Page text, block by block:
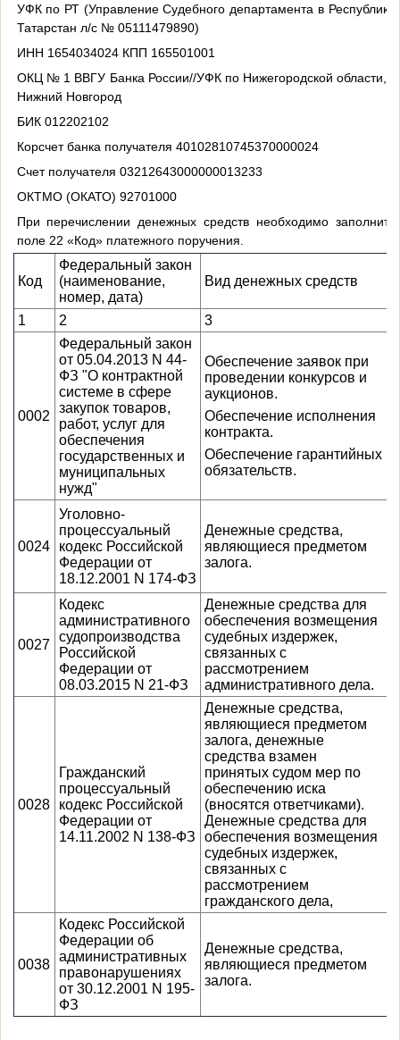
УФК по РТ (Управление Судебного департамента в Республике
Татарстан л/с № 05111479890)
ИНН 1654034024 КПП 165501001
ОКЦ № 1 ВВГУ Банка России//УФК по Нижегородской области, г
Нижний Новгород
БИК 012202102
Корсчет банка получателя 40102810745370000024
Счет получателя 03212643000000013233
ОКТМО (ОКАТО) 92701000
При перечислении денежных средств необходимо заполнить
поле 22 «Код» платежного поручения.
Код
Федеральный закон
(наименование,
номер, дата)
Вид денежных средств
1 2 3
0002
Федеральный закон
от 05.04.2013 N 44-
ФЗ "О контрактной
системе в сфере
закупок товаров,
работ, услуг для
обеспечения
государственных и
муниципальных
нужд"
Обеспечение заявок при
проведении конкурсов и
аукционов.
Обеспечение исполнения
контракта.
Обеспечение гарантийных
обязательств.
0024
Уголовно-
процессуальный
кодекс Российской
Федерации от
18.12.2001 N 174-ФЗ
Денежные средства,
являющиеся предметом
залога.
0027
Кодекс
административного
судопроизводства
Российской
Федерации от
08.03.2015 N 21-ФЗ
Денежные средства для
обеспечения возмещения
судебных издержек,
связанных с
рассмотрением
административного дела.
0028
Гражданский
процессуальный
кодекс Российской
Федерации от
14.11.2002 N 138-ФЗ
Денежные средства,
являющиеся предметом
залога, денежные
средства взамен
принятых судом мер по
обеспечению иска
(вносятся ответчиками).
Денежные средства для
обеспечения возмещения
судебных издержек,
связанных с
рассмотрением
гражданского дела,
0038
Кодекс Российской
Федерации об
административных
правонарушениях
от 30.12.2001 N 195-
ФЗ
Денежные средства,
являющиеся предметом
залога.